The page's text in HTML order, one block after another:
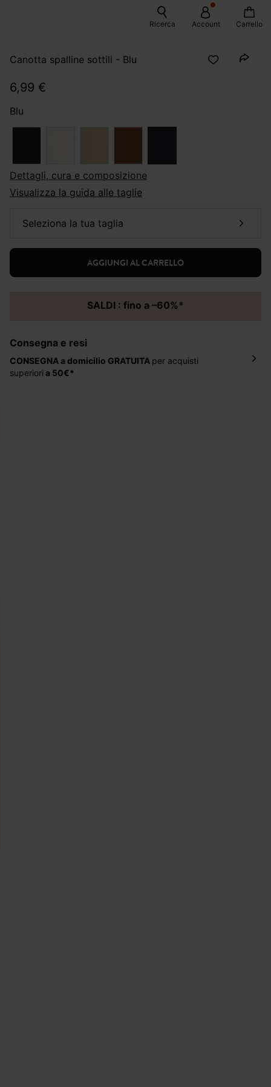
Ricerca Account Carrello
Canotta spalline sottili - Blu
6,99 €
Blu
dettagli, cura e composizione
Visualizza la guida alle taglie
seleziona la tua taglia
AGGIUNGI AL CARRELLO
SALDI : fino a –60%*
Consegna e resi
CONSEGNA a domicilio GRATUITA per acquisti
superiori a 50€*